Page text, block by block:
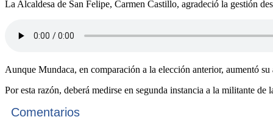
La Alcaldesa de San Felipe, Carmen Castillo, agradeció la gestión
Aunque Mundaca, en comparación a la elección anterior, aumentó
Por esta razón, deberá medirse en segunda instancia a la militante
Comentarios